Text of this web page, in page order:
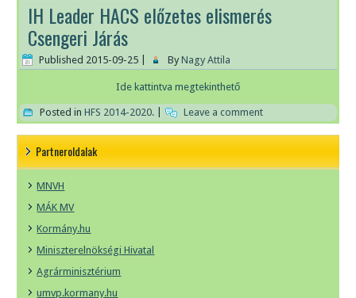
IH Leader HACS előzetes elismerés
Csengeri Járás
Published 2015-09-25 By Nagy Attila
Ide kattintva megtekinthető
Posted in HFS 2014-2020. Leave a comment
Partneroldalak
MNVH
MÁK MV
Kormány.hu
Miniszterelnökségi Hivatal
Agrárminisztérium
umvp.kormany.hu